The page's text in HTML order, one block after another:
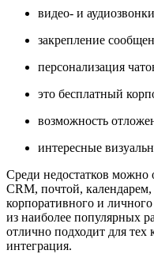
видео- и
закрепление
персонализация
это бесплатный
возможность
интересные
Среди недостатков можно
CRM, почтой, календарем,
корпоративного и
из наиболее популярных
отлично подходит для тех
интеграция.